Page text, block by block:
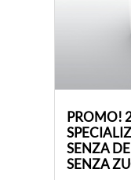
PROMO!
SENZA
SENZA